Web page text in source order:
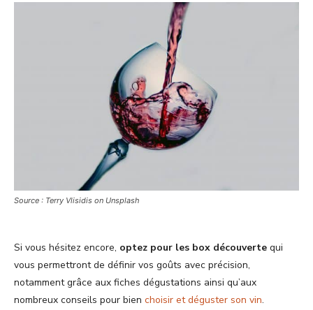
Source : Terry Vlisidis on Unsplash
Si vous hésitez encore, optez pour les box découverte qui
vous permettront de définir vos goûts avec précision,
notamment grâce aux fiches dégustations ainsi qu’aux
nombreux conseils pour bien choisir et déguster son vin.